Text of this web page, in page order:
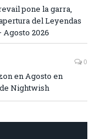
pone la garra,
del Leyendas
2026
0
en Agosto en
Nightwish